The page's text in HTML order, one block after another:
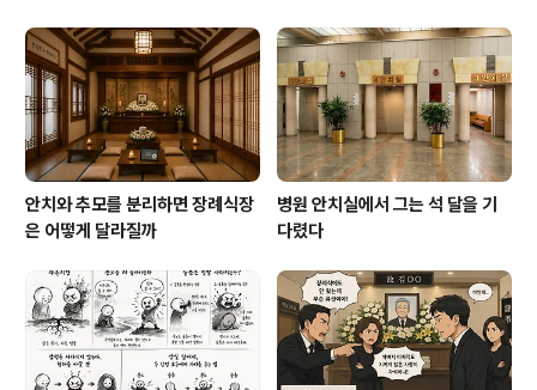
안치와 추모를 분리하면 장례식장
은 어떻게 달라질까
병원 안치실에서 그는 석 달을 기
다렸다